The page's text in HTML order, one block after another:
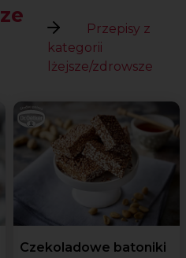
Przepisy z
kategorii
lżejsze/zdrowsze
Czekoladowe batoniki